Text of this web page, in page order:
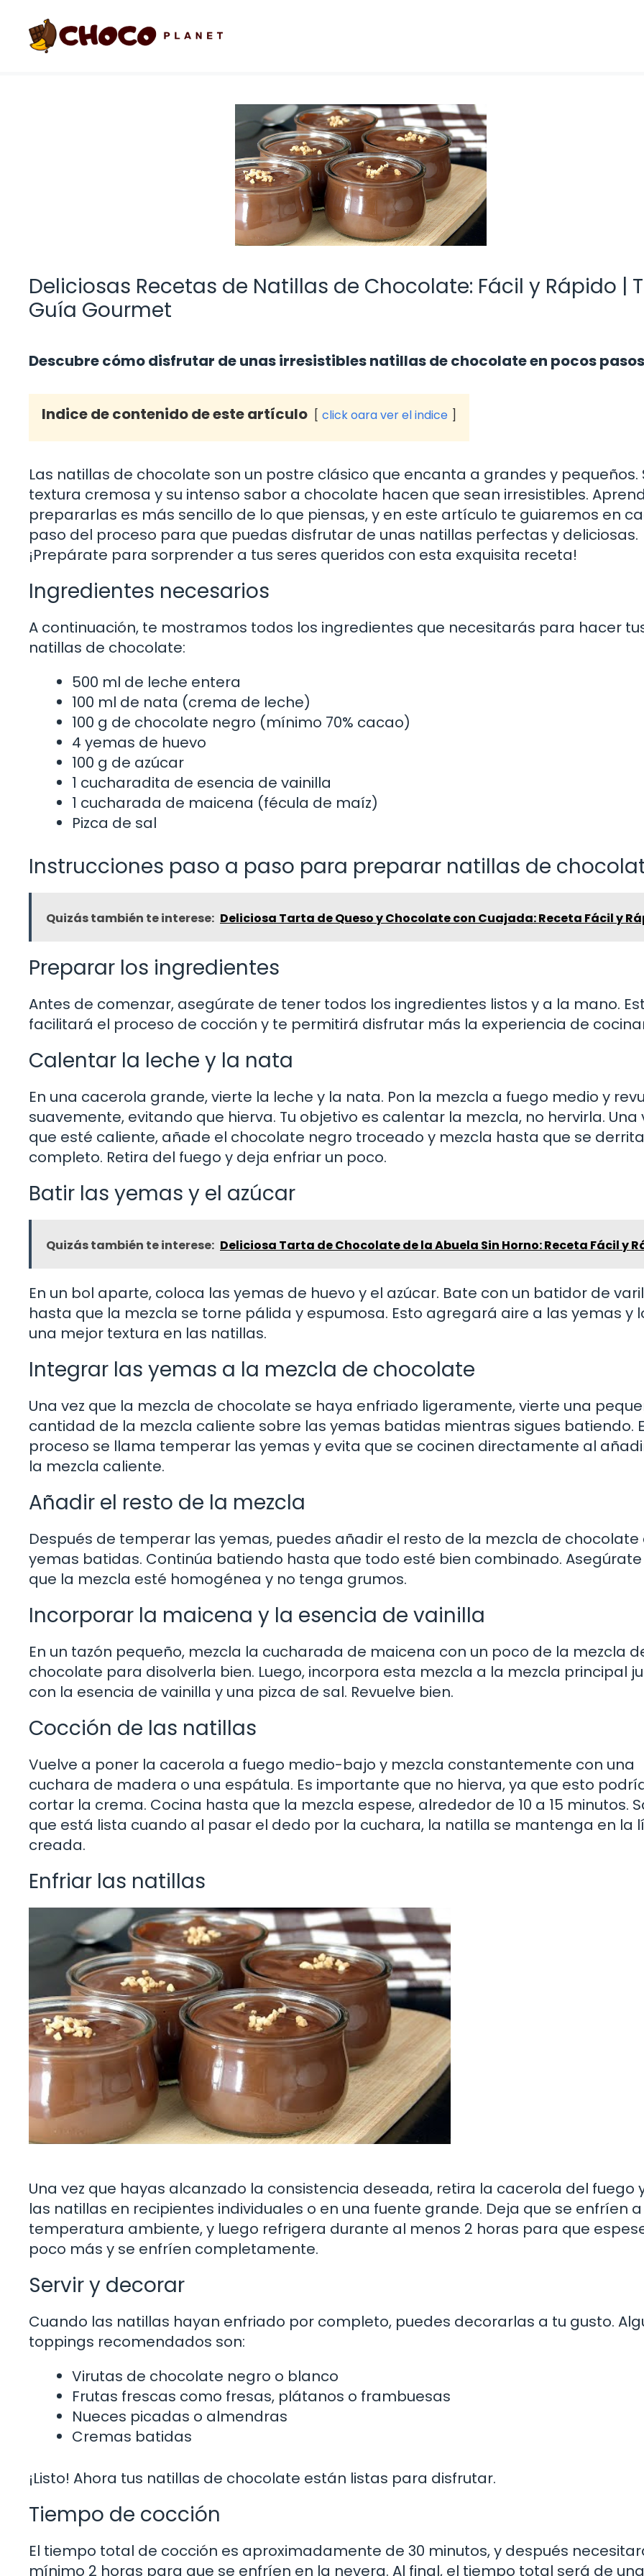
contenido
Deliciosas Recetas de Natillas de Chocolate: Fácil y Rápido |
Guía Gourmet
Descubre cómo disfrutar de unas irresistibles natillas de chocolate en pocos
Indice de contenido de este artículo click oara ver el indice
Las natillas de chocolate son un postre clásico que encanta a grandes y pequeños.
textura cremosa y su intenso sabor a chocolate hacen que sean irresistibles.
prepararlas es más sencillo de lo que piensas, y en este artículo te guiaremos en
paso del proceso para que puedas disfrutar de unas natillas perfectas y deliciosas.
¡Prepárate para sorprender a tus seres queridos con esta exquisita receta!
Ingredientes necesarios
A continuación, te mostramos todos los ingredientes que necesitarás para hacer
natillas de chocolate:
500 ml de leche entera
100 ml de nata (crema de leche)
100 g de chocolate negro (mínimo 70% cacao)
4 yemas de huevo
100 g de azúcar
1 cucharadita de esencia de vainilla
1 cucharada de maicena (fécula de maíz)
Pizca de sal
Instrucciones paso a paso para preparar natillas de
Quizás también te interese: Deliciosa Tarta de Queso y Chocolate con Cuajada: Receta Fácil y
Preparar los ingredientes
Antes de comenzar, asegúrate de tener todos los ingredientes listos y a la mano.
facilitará el proceso de cocción y te permitirá disfrutar más la experiencia de
Calentar la leche y la nata
En una cacerola grande, vierte la leche y la nata. Pon la mezcla a fuego medio y
suavemente, evitando que hierva. Tu objetivo es calentar la mezcla, no hervirla. Una
que esté caliente, añade el chocolate negro troceado y mezcla hasta que se
completo. Retira del fuego y deja enfriar un poco.
Batir las yemas y el azúcar
Quizás también te interese: Deliciosa Tarta de Chocolate de la Abuela Sin Horno: Receta Fácil y
En un bol aparte, coloca las yemas de huevo y el azúcar. Bate con un batidor de
hasta que la mezcla se torne pálida y espumosa. Esto agregará aire a las yemas y
una mejor textura en las natillas.
Integrar las yemas a la mezcla de chocolate
Una vez que la mezcla de chocolate se haya enfriado ligeramente, vierte una
cantidad de la mezcla caliente sobre las yemas batidas mientras sigues batiendo.
proceso se llama temperar las yemas y evita que se cocinen directamente al
la mezcla caliente.
Añadir el resto de la mezcla
Después de temperar las yemas, puedes añadir el resto de la mezcla de chocolate
yemas batidas. Continúa batiendo hasta que todo esté bien combinado.
que la mezcla esté homogénea y no tenga grumos.
Incorporar la maicena y la esencia de vainilla
En un tazón pequeño, mezcla la cucharada de maicena con un poco de la mezcla
chocolate para disolverla bien. Luego, incorpora esta mezcla a la mezcla principal
con la esencia de vainilla y una pizca de sal. Revuelve bien.
Cocción de las natillas
Vuelve a poner la cacerola a fuego medio-bajo y mezcla constantemente con una
cuchara de madera o una espátula. Es importante que no hierva, ya que esto
cortar la crema. Cocina hasta que la mezcla espese, alrededor de 10 a 15 minutos.
que está lista cuando al pasar el dedo por la cuchara, la natilla se mantenga en la
creada.
Enfriar las natillas
Una vez que hayas alcanzado la consistencia deseada, retira la cacerola del fuego
las natillas en recipientes individuales o en una fuente grande. Deja que se enfríen a
temperatura ambiente, y luego refrigera durante al menos 2 horas para que
poco más y se enfríen completamente.
Servir y decorar
Cuando las natillas hayan enfriado por completo, puedes decorarlas a tu gusto.
toppings recomendados son:
Virutas de chocolate negro o blanco
Frutas frescas como fresas, plátanos o frambuesas
Nueces picadas o almendras
Cremas batidas
¡Listo! Ahora tus natillas de chocolate están listas para disfrutar.
Tiempo de cocción
El tiempo total de cocción es aproximadamente de 30 minutos, y después
mínimo 2 horas para que se enfríen en la nevera. Al final, el tiempo total será de